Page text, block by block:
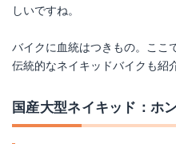
しいですね。
バイクに血統はつきもの。ここ
伝統的なネイキッドバイクも紹
国産大型ネイキッド：ホ